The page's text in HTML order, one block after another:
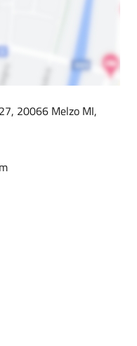
20066 Melzo MI,